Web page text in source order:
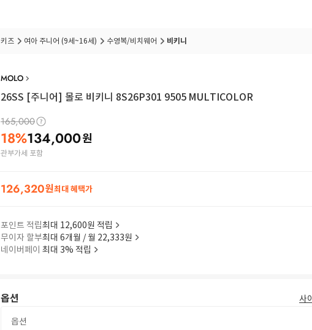
품절 임박 상품입니다
키즈 여아 주니어 (9세~16세) 수영복/비치웨어 비키니
MOLO
26SS [주니어] 몰로 비키니 8S26P301 9505 MULTICOLOR
165,000
18%134,000원
관부가세 포함
126,320원최대 혜택가
포인트 적립최대 12,600원 적립
무이자 할부최대 6개월 / 월 22,333원
네이버페이 최대 3% 적립
옵션 사
옵션